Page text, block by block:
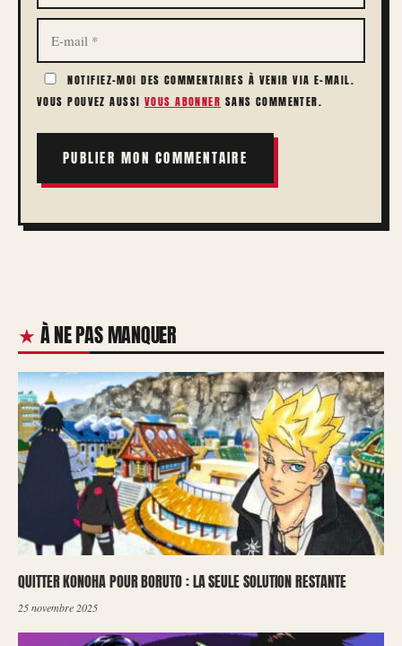
MAIL
NOTIFIEZ-MOI DES COMMENTAIRES À VENIR VIA E-MAIL.
VOUS POUVEZ AUSSI VOUS ABONNER SANS COMMENTER.
À NE PAS MANQUER
QUITTER KONOHA POUR BORUTO : LA SEULE SOLUTION RESTANTE
25 novembre 2025